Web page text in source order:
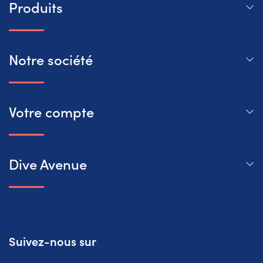
Produits
Notre société
Votre compte
Dive Avenue
Suivez-nous sur